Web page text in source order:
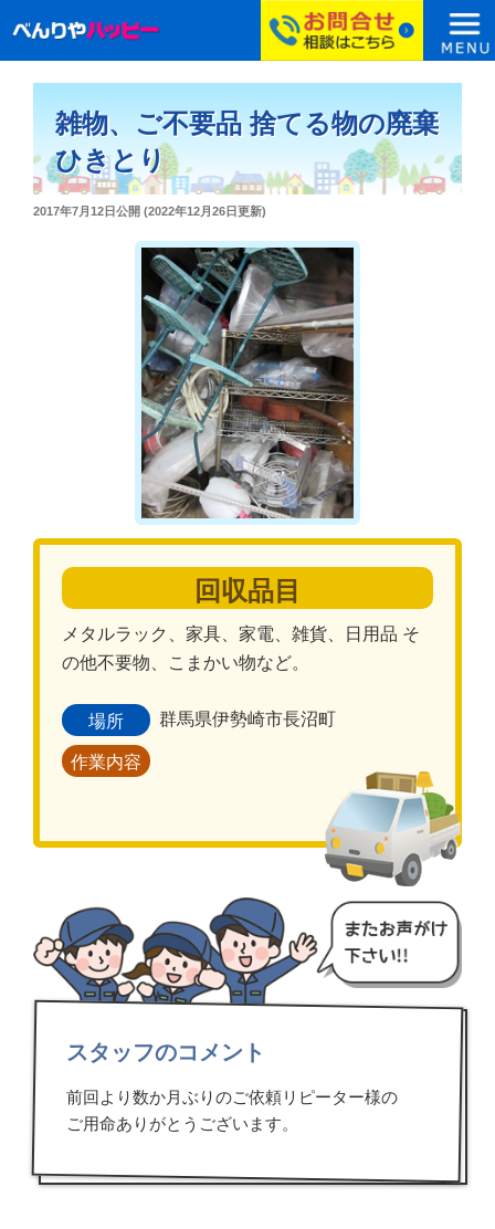
雑物、ご不要品 捨てる物の廃棄
ひきとり
投
2017年7月12日公開 (2022年12月26日更新)
回収品目
メタルラック、家具、家電、雑貨、日用品 そ
の他不要物、こまかい物など。
場所 群馬県伊勢崎市長沼町
作業内容
スタッフのコメント
前回より数か月ぶりのご依頼リピーター様の
ご用命ありがとうございます。